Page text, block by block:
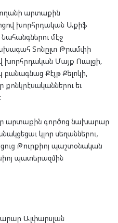
արտաքին
խորհրդական Աքիֆ
մէջ
Տոնըլտ Թրամփի
խորհրդական Մայք Ուալցի,
բանագնաց Քէյթ Քելոկի,
քոնկրէսականներու եւ
արտաքին գործոց նախարար
կլոր սեղաններու,
Թուրքիոյ պաշտօնական
պատերազմին
Ալփարսլան